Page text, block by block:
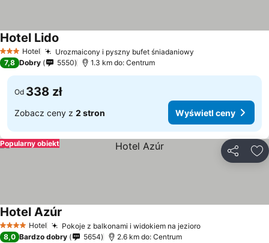
3 Kategoria
Hotel Urozmaicony i pyszny bufet śniadaniowy
Hotel Lido
7,8 Dobry 5550 1.3 km do: Centrum
Od 338 zł
Zobacz ceny z 2 stron Wyświetl ceny
Popularny obiekt
4 KategoriaHotel Pokoje z balkonami i widokiem na jezioro
Hotel Azúr
8,0 Bardzo dobry 5654 2.6 km do: Centrum